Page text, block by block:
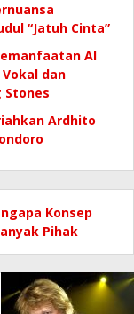
“Jatuh Cinta”
AI
dan
Stones
Ardhito
Konsep
Pihak